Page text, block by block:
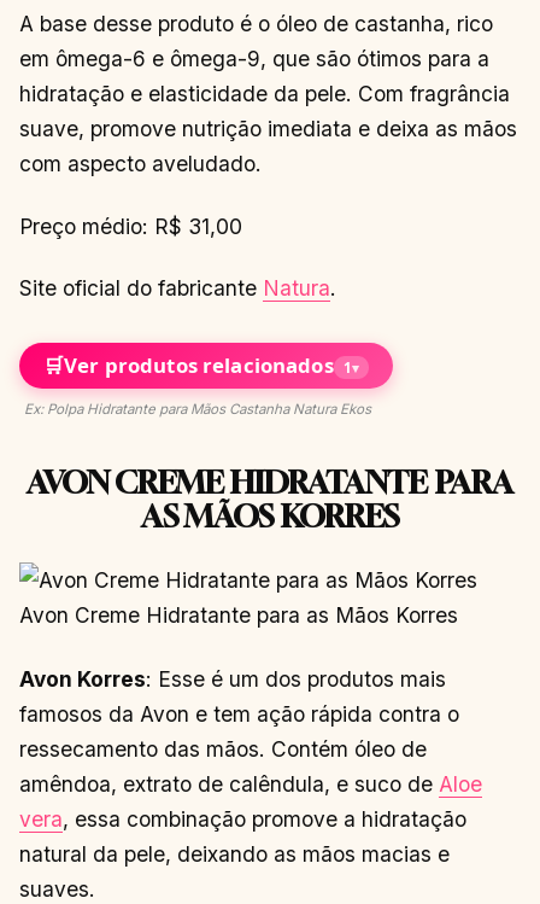
A base desse produto é o óleo de castanha, rico
em ômega-6 e ômega-9, que são ótimos para a
hidratação e elasticidade da pele. Com fragrância
suave, promove nutrição imediata e deixa as mãos
com aspecto aveludado.
Preço médio: R$ 31,00
Site oficial do fabricante Natura.
🛒Ver produtos relacionados 1▾
Ex: Polpa Hidratante para Mãos Castanha Natura Ekos
AVON CREME HIDRATANTE PARA
AS MÃOS KORRES
Avon Creme Hidratante para as Mãos Korres
Avon Korres: Esse é um dos produtos mais
famosos da Avon e tem ação rápida contra o
ressecamento das mãos. Contém óleo de
amêndoa, extrato de calêndula, e suco de Aloe
vera, essa combinação promove a hidratação
natural da pele, deixando as mãos macias e
suaves.